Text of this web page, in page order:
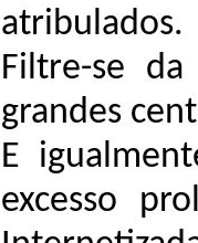
atribulados.
Filtre-se
grandes
E
excesso